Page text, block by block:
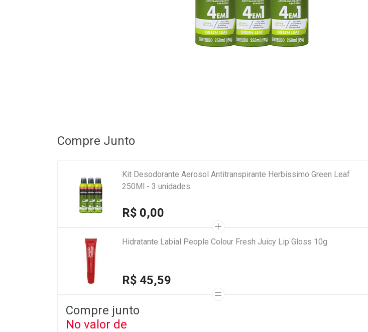
Compre Junto
Kit Desodorante Aerosol Antitranspirante Herbíssimo Green Leaf
250Ml - 3 unidades
R$ 0,00
Hidratante Labial People Colour Fresh Juicy Lip Gloss 10g
R$ 45,59
Compre junto
No valor de